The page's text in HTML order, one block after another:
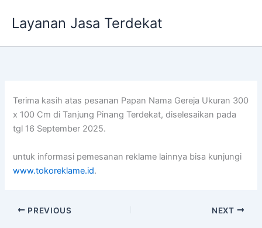
Layanan Jasa Terdekat
Terima kasih atas pesanan Papan Nama Gereja Ukuran 300
x 100 Cm di Tanjung Pinang Terdekat, diselesaikan pada
tgl 16 September 2025.
untuk informasi pemesanan reklame lainnya bisa kunjungi
www.tokoreklame.id.
PREVIOUS NEXT